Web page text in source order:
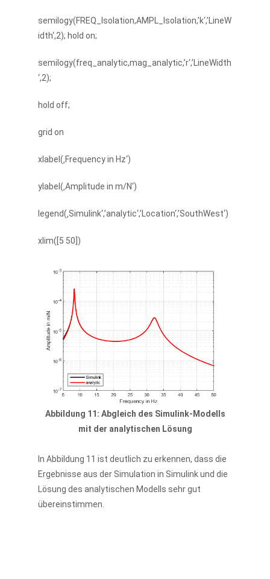
semilogy(FREQ_Isolation,AMPL_Isolation,’k‘,’LineW
idth‘,2); hold on;
semilogy(freq_analytic,mag_analytic,’r‘,’LineWidth
‘,2);
hold off;
grid on
xlabel(‚Frequency in Hz‘)
ylabel(‚Amplitude in m/N‘)
legend(‚Simulink‘,’analytic‘,’Location‘,’SouthWest‘)
xlim([5 50])
Abbildung 11: Abgleich des Simulink-Modells
mit der analytischen Lösung
In Abbildung 11 ist deutlich zu erkennen, dass die
Ergebnisse aus der Simulation in Simulink und die
Lösung des analytischen Modells sehr gut
übereinstimmen.